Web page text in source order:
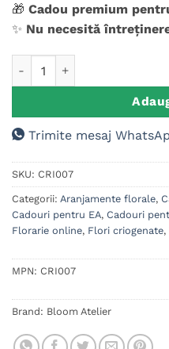
🎁 Cadou premium
✨ Nu necesită
Trimite mesaj
SKU: CRI007
Categorii: Aranjamente florale,
Cadouri pentru EA, Cadouri
Florarie online, Flori criogenate,
MPN: CRI007
Brand: Bloom Atelier